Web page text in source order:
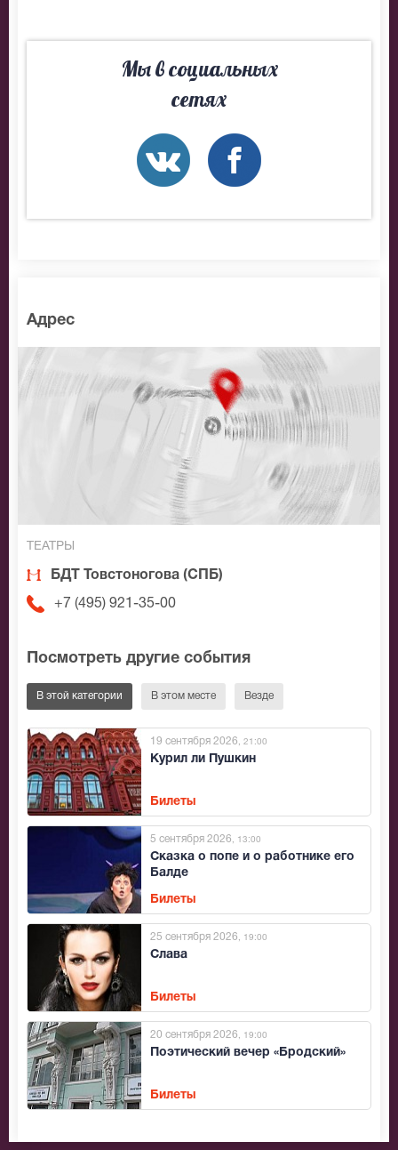
Мы в социальных
сетях
Адрес
ТЕАТРЫ
БДТ Товстоногова (СПБ)
+7 (495) 921-35-00
Посмотреть другие события
В этой категории В этом месте Везде
Курил ли Пушкин
19 сентября 2026 , 21:00
Билеты
Сказка о попе и о работнике его
Балде
5 сентября 2026 , 13:00
Билеты
Слава
25 сентября 2026 , 19:00
Билеты
Поэтический вечер «Бродский»
20 сентября 2026 , 19:00
Билеты